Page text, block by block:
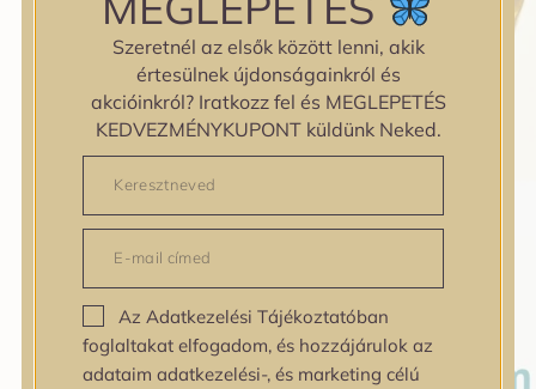
Szeretnél az elsők között lenni, akik
értesülnek újdonságainkról és
akcióinkról? Iratkozz fel és MEGLEPETÉS
KEDVEZMÉNYKUPONT küldünk Neked.
Az Adatkezelési Tájékoztatóban
foglaltakat elfogadom, és hozzájárulok az
adataim adatkezelési-, és marketing célú